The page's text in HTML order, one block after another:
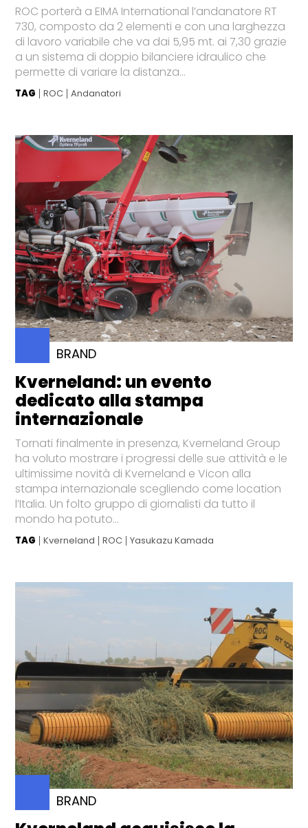
ROC porterà a EIMA International l’andanatore RT
730, composto da 2 elementi e con una larghezza
di lavoro variabile che va dai 5,95 mt. ai 7,30 grazie
a un sistema di doppio bilanciere idraulico che
permette di variare la distanza...
TAG ROC Andanatori
BRAND
Kverneland: un evento
dedicato alla stampa
internazionale
Tornati finalmente in presenza, Kverneland Group
ha voluto mostrare i progressi delle sue attività e le
ultimissime novità di Kverneland e Vicon alla
stampa internazionale scegliendo come location
l’Italia. Un folto gruppo di giornalisti da tutto il
mondo ha potuto...
TAG Kverneland ROC Yasukazu Kamada
BRAND